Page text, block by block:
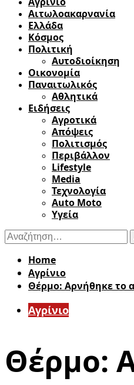
Αιτωλοακαρνανία
Ελλάδα
Κόσμος
Πολιτική
Αυτοδιοίκηση
Οικονομία
Παναιτωλικός
Αθλητικά
Ειδήσεις
Αγροτικά
Απόψεις
Πολιτισμός
Περιβάλλον
Lifestyle
Media
Τεχνολογία
Auto Moto
Υγεία
Αναζήτηση
για:
Home
Aγρίνιο
Θέρμο: Αρνήθηκε το
Aγρίνιο
Θέρμο: